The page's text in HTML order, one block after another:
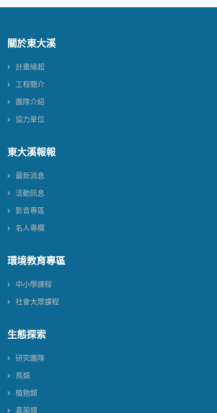
關於東大溪
計畫緣起
工程簡介
團隊介紹
協力單位
東大溪報報
最新消息
活動訊息
影音專區
名人專欄
環境教育專區
中小學課程
社會大眾課程
生態探索
研究團隊
鳥類
植物類
真菌類